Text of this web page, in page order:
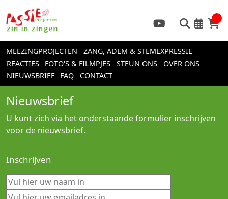
MEEZINGPROJECTEN
ZANG, ADEM & STEMEXPRESSIE
REACTIES
FOTO'S & FILMPJES STEUN ONS
OVER ONS
NIEUWSBRIEF
FAQ CONTACT
Nieuwsbrief
U kunt zich via het onderstaande formulier inschrijven
voor de nieuwsbrief.
Inschrijven